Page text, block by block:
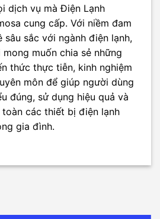
dịch vụ mà Điện Lạnh
cung cấp. Với niềm đam
sâu sắc với ngành điện lạnh,
mong muốn chia sẻ những
thức thực tiễn, kinh nghiệm
môn để giúp người dùng
đúng, sử dụng hiệu quả và
toàn các thiết bị điện lạnh
gia đình.